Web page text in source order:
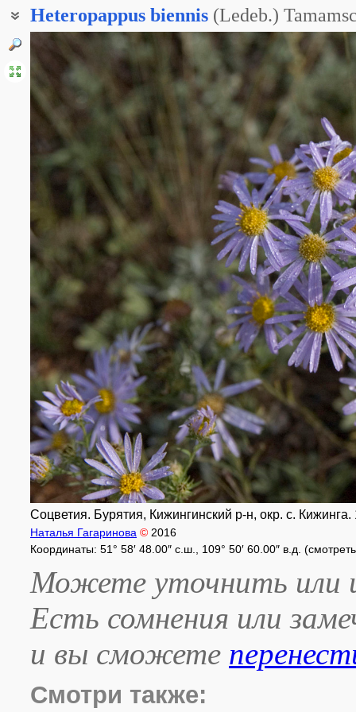
Heteropappus biennis (Ledeb.)
Астра двулетняя
Гетеропаппус татарский
Соцветия. Бурятия, Кижингинский р-н, окр. с. Кижинга.
Наталья Гагаринова © 2016
Координаты: 51° 58′ 48.00″ с.ш., 109° 50′ 60.00″ в.д.
Можете уточнить или
Есть сомнения или
и вы сможете
Смотри также: